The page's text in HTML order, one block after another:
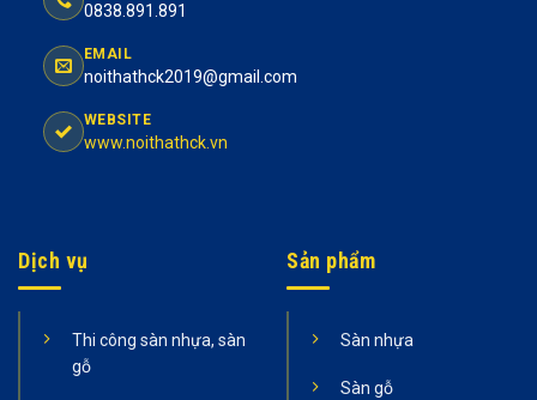
0838.891.891
EMAIL
noithathck2019@gmail.com
WEBSITE
www.noithathck.vn
Dịch vụ
Thi công sàn nhựa, sàn
gỗ
Sản phẩm
Sàn nhựa
Sàn gỗ